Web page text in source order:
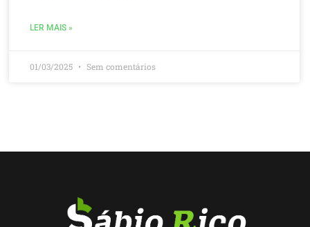
LER MAIS »
01/03/2025 Sem comentários